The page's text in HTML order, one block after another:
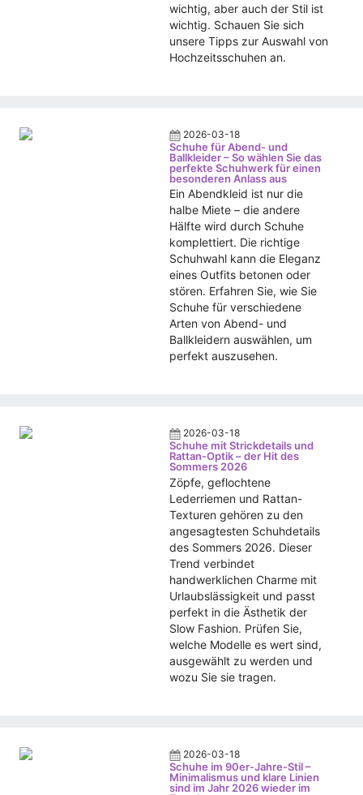
wichtig, aber auch der Stil ist
wichtig. Schauen Sie sich
unsere Tipps zur Auswahl von
Hochzeitsschuhen an.
2026-03-18
Schuhe für Abend- und
Ballkleider – So wählen Sie das
perfekte Schuhwerk für einen
besonderen Anlass aus
Ein Abendkleid ist nur die
halbe Miete – die andere
Hälfte wird durch Schuhe
komplettiert. Die richtige
Schuhwahl kann die Eleganz
eines Outfits betonen oder
stören. Erfahren Sie, wie Sie
Schuhe für verschiedene
Arten von Abend- und
Ballkleidern auswählen, um
perfekt auszusehen.
2026-03-18
Schuhe mit Strickdetails und
Rattan-Optik – der Hit des
Sommers 2026
Zöpfe, geflochtene
Lederriemen und Rattan-
Texturen gehören zu den
angesagtesten Schuhdetails
des Sommers 2026. Dieser
Trend verbindet
handwerklichen Charme mit
Urlaubslässigkeit und passt
perfekt in die Ästhetik der
Slow Fashion. Prüfen Sie,
welche Modelle es wert sind,
ausgewählt zu werden und
wozu Sie sie tragen.
2026-03-18
Schuhe im 90er-Jahre-Stil –
Minimalismus und klare Linien
sind im Jahr 2026 wieder im